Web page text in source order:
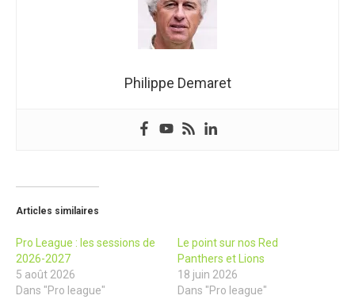
Philippe Demaret
Articles similaires
Pro League : les sessions de
2026-2027
5 août 2026
Dans "Pro league"
Le point sur nos Red
Panthers et Lions
18 juin 2026
Dans "Pro league"